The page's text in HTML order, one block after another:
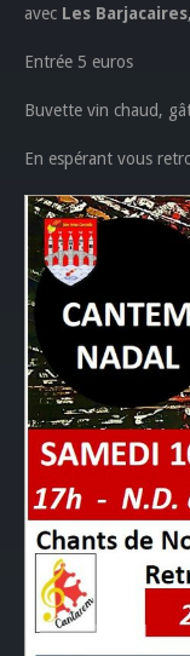
avec Les Barjacaires,
Entrée 5 euros
Buvette vin chaud,
En espérant vous